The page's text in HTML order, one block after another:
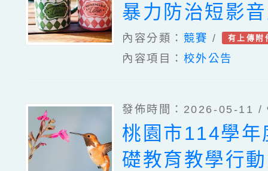
暴力防治短影
畫比賽 教育部
您!
內容分類： 競賽 / 有上傳附
內容項目： 校外公告
發佈時間：2026-05-11 /
桃園市114學年
礎教育教學行